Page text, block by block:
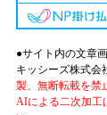
●サイト内の文章
キッシーズ株式会
製、無断転載を禁
AIによる二次加工